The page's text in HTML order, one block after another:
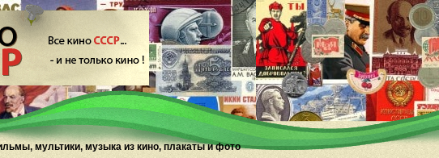
мультики, музыка из кино, плакаты и фото